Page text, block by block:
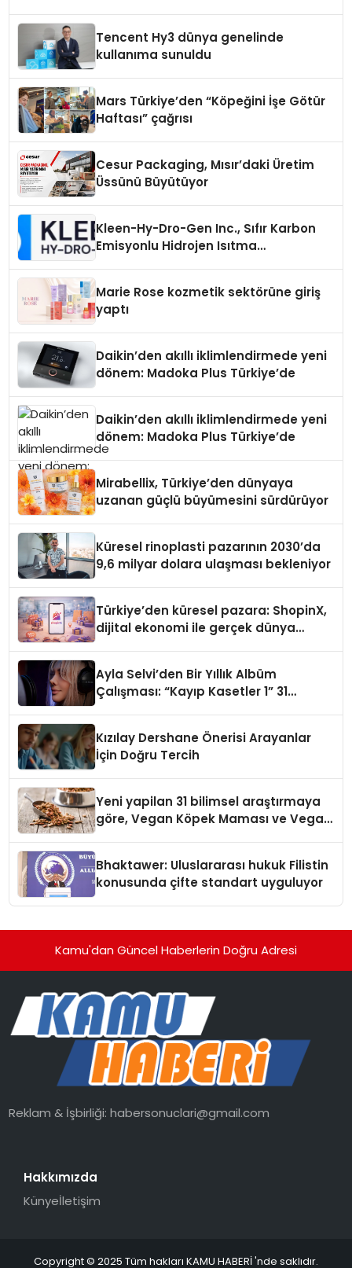
Tencent Hy3 dünya genelinde
kullanıma sunuldu
Mars Türkiye’den “Köpeğini İşe Götür
Haftası” çağrısı
Cesur Packaging, Mısır’daki Üretim
Üssünü Büyütüyor
Kleen-Hy-Dro-Gen Inc., Sıfır Karbon
Emisyonlu Hidrojen Isıtma
Marie Rose kozmetik sektörüne giriş
yaptı
Daikin’den akıllı iklimlendirmede yeni
dönem: Madoka Plus Türkiye’de
Daikin’den akıllı iklimlendirmede yeni
dönem: Madoka Plus Türkiye’de
Mirabellix, Türkiye’den dünyaya
uzanan güçlü büyümesini sürdürüyor
Küresel rinoplasti pazarının 2030’da
9,6 milyar dolara ulaşması bekleniyor
Türkiye’den küresel pazara: ShopinX,
dijital ekonomi ile gerçek dünya
Ayla Selvi’den Bir Yıllık Albüm
Çalışması: “Kayıp Kasetler 1” 31
Kızılay Dershane Önerisi Arayanlar
İçin Doğru Tercih
Yeni yapilan 31 bilimsel araştırmaya
göre, Vegan Köpek Maması ve Vegan
Bhaktawer: Uluslararası hukuk Filistin
konusunda çifte standart uyguluyor
Kamu'dan Güncel Haberlerin Doğru Adresi
Reklam & İşbirliği:habersonuclari@gmail.com
Hakkımızda
Künyeİletişim
Copyright © 2025 Tüm hakları KAMU HABERİ 'nde saklıdır.